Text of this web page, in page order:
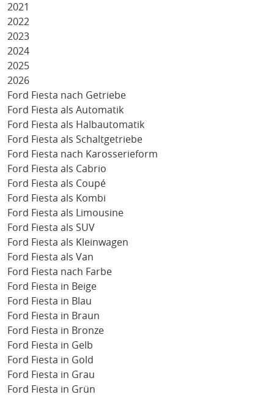
2021
2022
2023
2024
2025
2026
Ford Fiesta nach Getriebe
Ford Fiesta als Automatik
Ford Fiesta als Halbautomatik
Ford Fiesta als Schaltgetriebe
Ford Fiesta nach Karosserieform
Ford Fiesta als Cabrio
Ford Fiesta als Coupé
Ford Fiesta als Kombi
Ford Fiesta als Limousine
Ford Fiesta als SUV
Ford Fiesta als Kleinwagen
Ford Fiesta als Van
Ford Fiesta nach Farbe
Ford Fiesta in Beige
Ford Fiesta in Blau
Ford Fiesta in Braun
Ford Fiesta in Bronze
Ford Fiesta in Gelb
Ford Fiesta in Gold
Ford Fiesta in Grau
Ford Fiesta in Grün